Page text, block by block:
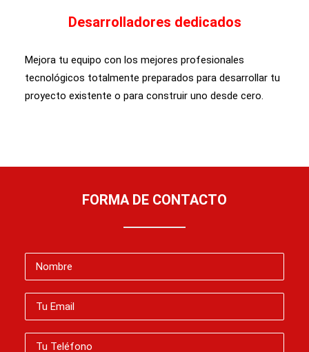
Desarrolladores dedicados
Mejora tu equipo con los mejores profesionales
tecnológicos totalmente preparados para desarrollar tu
proyecto existente o para construir uno desde cero.
FORMA DE CONTACTO